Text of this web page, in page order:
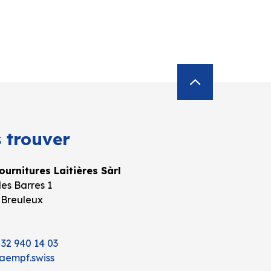
trouver
Laitières Sàrl
Barres 1
940 14 03